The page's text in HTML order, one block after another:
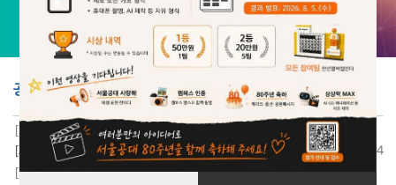
공지사항 더보기
[ 공과대학동창회 ]
[서울공대동창회] 서울공대 85학번, 입학 40주년 기념행사 성료
2025/07/24
[ 공과대학동창회 ]